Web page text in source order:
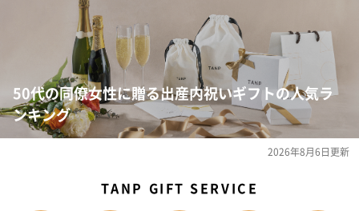
50代の同僚女性に贈る出産内祝いギフトの人気ラ
ンキング
2026年8月6日更新
TANP GIFT SERVICE